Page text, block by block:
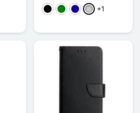
MustaVihreäBleu Foncé
Argenté
+1